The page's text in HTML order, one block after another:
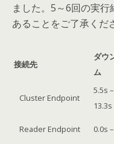
ました。5～6回の実
あることをご了承くだ
接続先
ダウ
ム
Cluster Endpoint
5.5s –
13.3s
Reader Endpoint 0.0s